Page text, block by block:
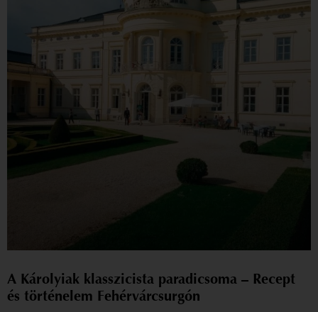
A Károlyiak klasszicista paradicsoma – Recept
és történelem Fehérvárcsurgón